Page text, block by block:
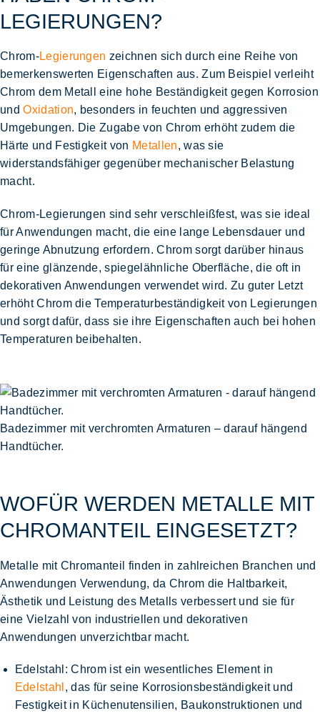
LEGIERUNGEN?
Chrom-Legierungen zeichnen sich durch eine Reihe von
bemerkenswerten Eigenschaften aus. Zum Beispiel verleiht
Chrom dem Metall eine hohe Beständigkeit gegen Korrosion
undOxidation, besonders in feuchten und aggressiven
Umgebungen. Die Zugabe von Chrom erhöht zudem die
Härte und Festigkeitvon Metallen, was sie
widerstandsfähiger gegenüber mechanischer Belastung
macht.
Chrom-Legierungen sindsehr verschleißfest, was sie ideal
für Anwendungen macht, die eine lange Lebensdauer und
geringe Abnutzung erfordern. Chrom sorgt darüber hinaus
für eine glänzende, spiegelähnliche Oberfläche, die oft in
dekorativen Anwendungen verwendet wird. Zu guter Letzt
erhöht Chrom dieTemperaturbeständigkeitvon Legierungen
und sorgt dafür, dass sie ihre Eigenschaften auch bei hohen
Temperaturen beibehalten.
Badezimmer mit verchromten Armaturen – darauf hängend
Handtücher.
WOFÜR WERDEN METALLE MIT
CHROMANTEIL EINGESETZT?
Metalle mit Chromanteil finden in zahlreichen Branchen und
Anwendungen Verwendung, da Chrom die Haltbarkeit,
Ästhetik und Leistung des Metalls verbessert und sie für
eine Vielzahl von industriellen und dekorativen
Anwendungen unverzichtbar macht.
Edelstahl: Chrom ist ein wesentliches Element in
Edelstahl , das für seine Korrosionsbeständigkeit und
Festigkeit in Küchenutensilien, Baukonstruktionen und